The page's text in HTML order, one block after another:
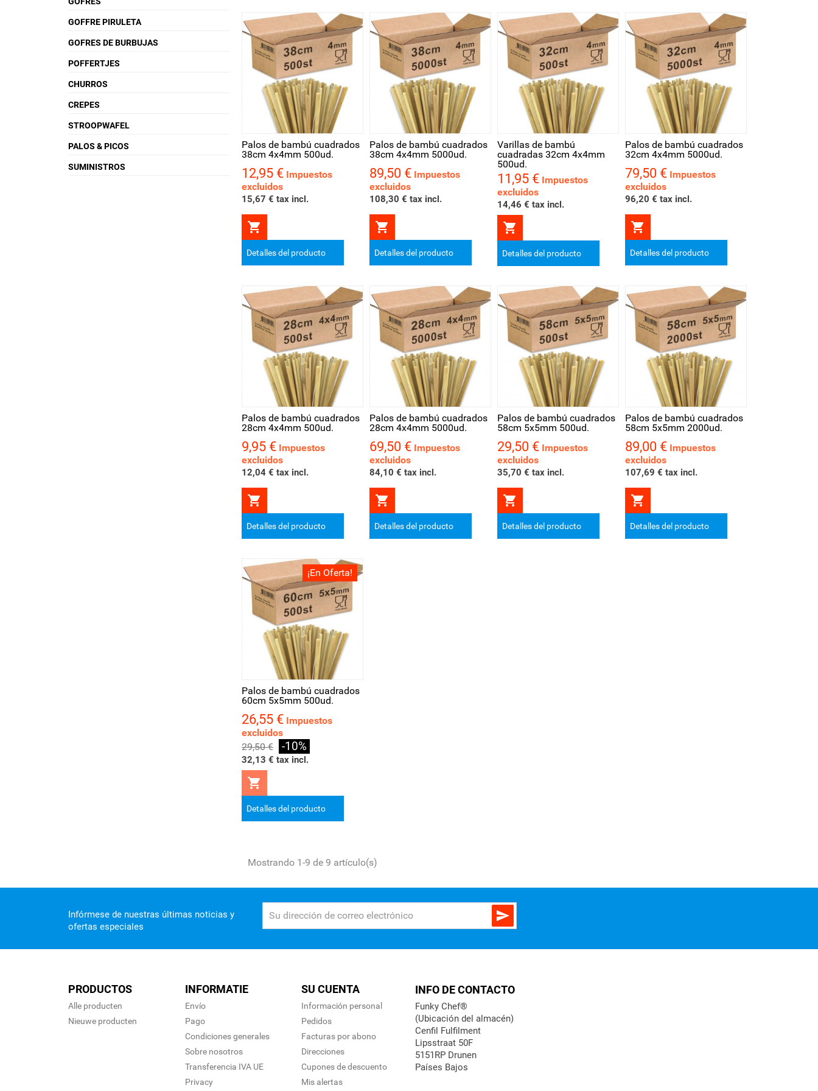
GOFFRE PIRULETA
GOFRES DE BURBUJAS
POFFERTJES
CHURROS
CREPES
STROOPWAFEL
PALOS & PICOS
SUMINISTROS
Palos de bambú cuadrados
38cm 4x4mm 500ud.
Precio
12,95 € Impuestos
excluidos
15,67 € tax incl.

Detalles del producto
Vista rápida
Palos de bambú cuadrados
38cm 4x4mm 5000ud.
Precio
89,50 € Impuestos
excluidos
108,30 € tax incl.

Detalles del producto
Vista rápida
Varillas de bambú
cuadradas 32cm 4x4mm
500ud.
Precio
11,95 € Impuestos
excluidos
14,46 € tax incl.

Detalles del producto
Vista rápida
Palos de bambú cuadrados
32cm 4x4mm 5000ud.
Precio
79,50 € Impuestos
excluidos
96,20 € tax incl.

Detalles del producto
Palos de bambú cuadrados
28cm 4x4mm 500ud.
Precio
9,95 € Impuestos
excluidos
12,04 € tax incl.

Detalles del producto
Vista rápida
Palos de bambú cuadrados
28cm 4x4mm 5000ud.
Precio
69,50 € Impuestos
excluidos
84,10 € tax incl.

Detalles del producto
Vista rápida
Palos de bambú cuadrados
58cm 5x5mm 500ud.
Precio
29,50 € Impuestos
excluidos
35,70 € tax incl.

Detalles del producto
Vista rápida
Palos de bambú cuadrados
58cm 5x5mm 2000ud.
Precio
89,00 € Impuestos
excluidos
107,69 € tax incl.

Detalles del producto
Palos de bambú cuadrados
60cm 5x5mm 500ud.
Precio
26,55 € Impuestos
excluidos
Precio
base
29,50 € -10%
32,13 € tax incl.

Detalles del producto
¡En Oferta!
Mostrando 1-9 de 9 artículo(s)
Infórmese de nuestras últimas noticias y
ofertas especiales

PRODUCTOS
Alle producten
Nieuwe producten
INFORMATIE
Envío
Pago
Condiciones generales
Sobre nosotros
Transferencia IVA UE
Privacy
SU CUENTA
Información personal
Pedidos
Facturas por abono
Direcciones
Cupones de descuento
Mis alertas
INFO DE CONTACTO
Funky Chef®
(Ubicación del almacén)
Cenfil Fulfilment
Lipsstraat 50F
5151RP Drunen
Países Bajos